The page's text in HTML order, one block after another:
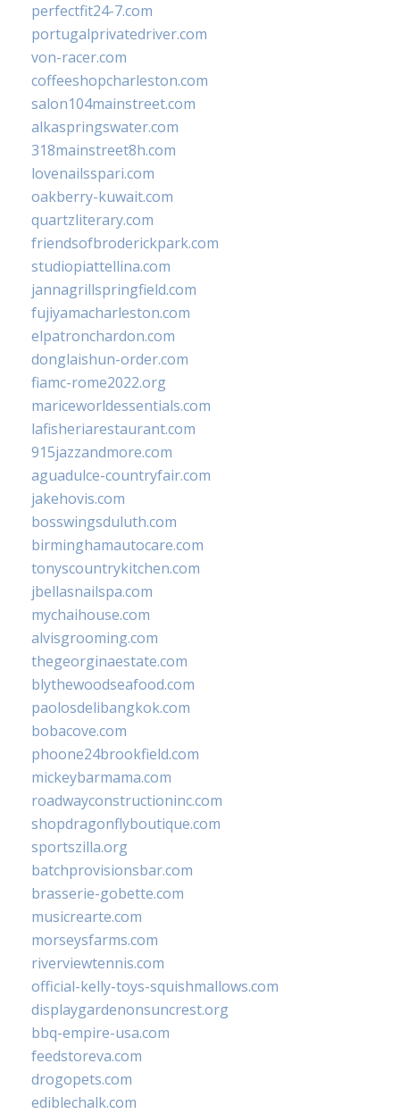
perfectfit24-7.com
portugalprivatedriver.com
von-racer.com
coffeeshopcharleston.com
salon104mainstreet.com
alkaspringswater.com
318mainstreet8h.com
lovenailsspari.com
oakberry-kuwait.com
quartzliterary.com
friendsofbroderickpark.com
studiopiattellina.com
jannagrillspringfield.com
fujiyamacharleston.com
elpatronchardon.com
donglaishun-order.com
fiamc-rome2022.org
mariceworldessentials.com
lafisheriarestaurant.com
915jazzandmore.com
aguadulce-countryfair.com
jakehovis.com
bosswingsduluth.com
birminghamautocare.com
tonyscountrykitchen.com
jbellasnailspa.com
mychaihouse.com
alvisgrooming.com
thegeorginaestate.com
blythewoodseafood.com
paolosdelibangkok.com
bobacove.com
phoone24brookfield.com
mickeybarmama.com
roadwayconstructioninc.com
shopdragonflyboutique.com
sportszilla.org
batchprovisionsbar.com
brasserie-gobette.com
musicrearte.com
morseysfarms.com
riverviewtennis.com
official-kelly-toys-squishmallows.com
displaygardenonsuncrest.org
bbq-empire-usa.com
feedstoreva.com
drogopets.com
ediblechalk.com